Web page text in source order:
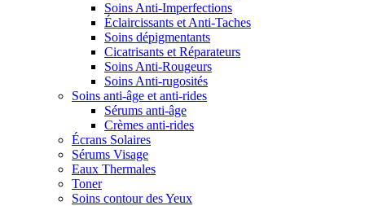
Soins Anti-Imperfections
Éclaircissants et Anti-Taches
Soins dépigmentants
Cicatrisants et Réparateurs
Soins Anti-Rougeurs
Soins Anti-rugosités
Soins anti-âge et anti-rides
Sérums anti-âge
Crèmes anti-rides
Écrans Solaires
Sérums Visage
Eaux Thermales
Toner
Soins contour des Yeux